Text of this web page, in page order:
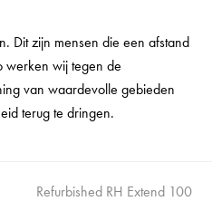
Dit zijn mensen die een afstand
werken wij tegen de
van waardevolle gebieden
terug te dringen.
next
Refurbished RH Extend 100